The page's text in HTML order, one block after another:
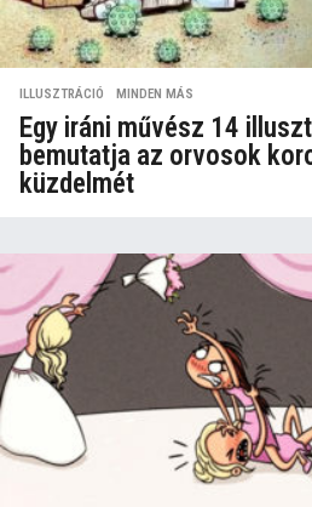
ILLUSZTRÁCIÓ ,MINDEN MÁS
Egy iráni művész 14
bemutatja az orvosok
küzdelmét